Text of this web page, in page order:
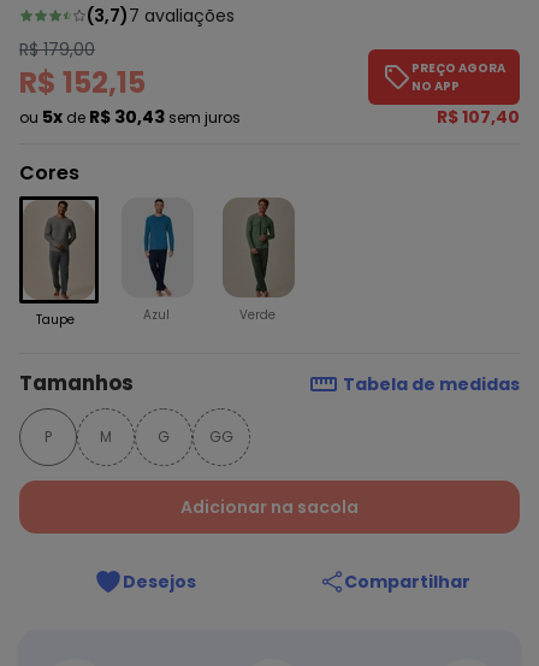
(3,7)7 avaliações
R$ 179,00
R$ 152,15
ou 5x de R$ 30,43 sem juros
PREÇO AGORA
NO APP
R$ 107,40
Cores
Taupe Azul Verde
Tamanhos Tabela de medidas
P M G GG
Adicionar na sacola
Desejos Compartilhar